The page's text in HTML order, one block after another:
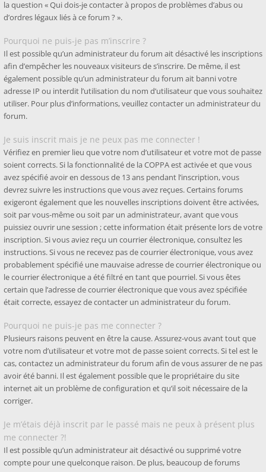
la question « Qui dois-je contacter à propos de problèmes d’abus ou
d’ordres légaux liés à ce forum ? ».
Pourquoi ne puis-je pas m’inscrire ?
Il est possible qu’un administrateur du forum ait désactivé les inscriptions
afin d’empêcher les nouveaux visiteurs de s’inscrire. De même, il est
également possible qu’un administrateur du forum ait banni votre
adresse IP ou interdit l’utilisation du nom d’utilisateur que vous souhaitez
utiliser. Pour plus d’informations, veuillez contacter un administrateur du
forum.
Je suis inscrit mais je ne peux pas me connecter !
Vérifiez en premier lieu que votre nom d’utilisateur et votre mot de passe
soient corrects. Si la fonctionnalité de la COPPA est activée et que vous
avez spécifié avoir en dessous de 13 ans pendant l’inscription, vous
devrez suivre les instructions que vous avez reçues. Certains forums
exigeront également que les nouvelles inscriptions doivent être activées,
soit par vous-même ou soit par un administrateur, avant que vous
puissiez ouvrir une session ; cette information était présente lors de votre
inscription. Si vous aviez reçu un courrier électronique, consultez les
instructions. Si vous ne recevez pas de courrier électronique, vous avez
probablement spécifié une mauvaise adresse de courrier électronique ou
le courrier électronique a été filtré en tant que pourriel. Si vous êtes
certain que l’adresse de courrier électronique que vous avez spécifiée
était correcte, essayez de contacter un administrateur du forum.
Pourquoi ne puis-je pas me connecter ?
Plusieurs raisons peuvent en être la cause. Assurez-vous avant tout que
votre nom d’utilisateur et votre mot de passe soient corrects. Si tel est le
cas, contactez un administrateur du forum afin de vous assurer de ne pas
avoir été banni. Il est également possible que le propriétaire du site
internet ait un problème de configuration et qu’il soit nécessaire de la
corriger.
Je m’étais déjà inscrit par le passé mais ne peux à présent plus
me connecter ?!
Il est possible qu’un administrateur ait désactivé ou supprimé votre
compte pour une quelconque raison. De plus, beaucoup de forums